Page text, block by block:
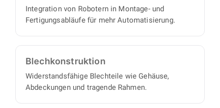
Integration von Robotern in Montage- und
Fertigungsabläufe für mehr Automatisierung.
Blech­konstruktion
Widerstandsfähige Blechteile wie Gehäuse,
Abdeckungen und tragende Rahmen.